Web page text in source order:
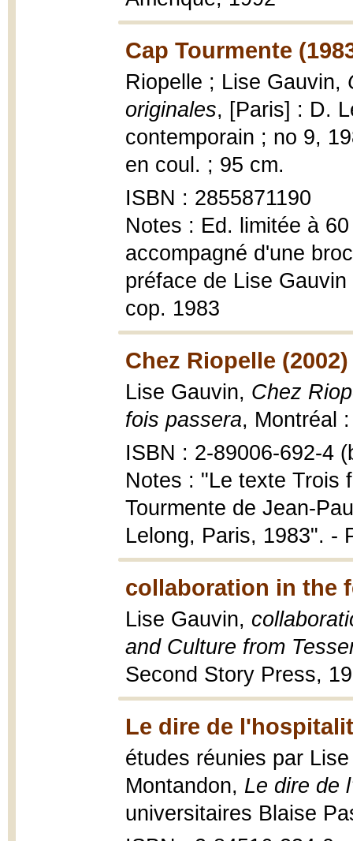
Cap Tourmente
Riopelle ; Lise Gauvin,
originales, [Paris] : D.
contemporain ; no 9,
en coul. ; 95 cm.
ISBN : 2855871190
Notes : Ed. limitée à
accompagné d'une
préface de Lise
cop. 1983
Chez Riopelle (2002)
Lise Gauvin, Chez
fois passera, Montréal
ISBN : 2-89006-692-4
Notes : "Le texte Trois
Tourmente de Jean-
Lelong, Paris, 1983". -
collaboration in the
Lise Gauvin,
and Culture from
Second Story Press,
Le dire de
études réunies par
Montandon, Le dire de
universitaires Blaise